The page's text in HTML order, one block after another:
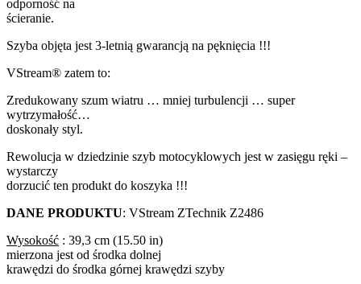
odporność na
ścieranie.
Szyba objęta jest 3-letnią gwarancją na pęknięcia !!!
VStream® zatem to:
Zredukowany szum wiatru … mniej turbulencji … super
wytrzymałość…
doskonały styl.
Rewolucja w dziedzinie szyb motocyklowych jest w zasięgu ręki –
wystarczy
dorzucić ten produkt do koszyka !!!
DANE PRODUKTU: VStream ZTechnik Z2486
Wysokość : 39,3 cm (15.50 in)
mierzona jest od środka dolnej
krawędzi do środka górnej krawędzi szyby